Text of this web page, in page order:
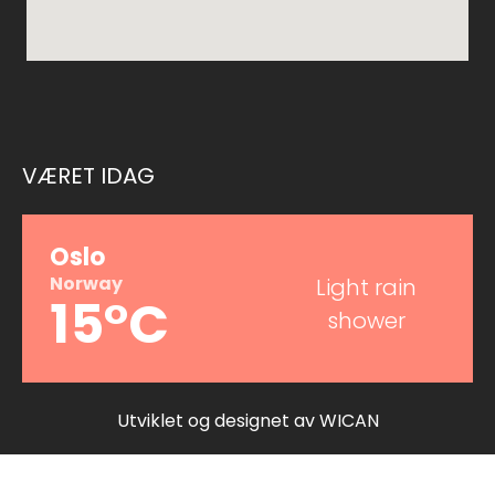
VÆRET IDAG
Oslo
Norway
15°C
Light rain
shower
Utviklet og designet avWICAN